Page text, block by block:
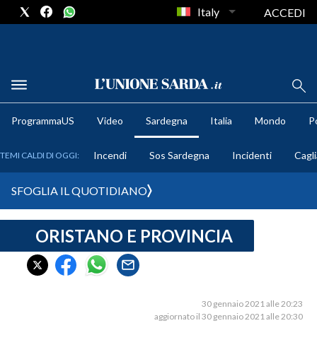
METEO
CRONACA SARDEGNA
CAGLIARI
Italy ACCEDI
ProgrammaUS Video Sardegna Italia Mondo
TEMI CALDI DI OGGI: Incendi Sos Sardegna Incidenti
SFOGLIA IL QUOTIDIANO
ORISTANO E PROVINCIA
30 gennaio 2021 alle 20:23
aggiornato il 30 gennaio 2021 alle 20:30